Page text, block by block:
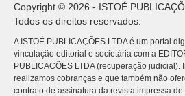
Copyright © 2026 - ISTOÉ
Todos os direitos reservados.
A ISTOÉ PUBLICAÇÕES LTDA é um portal
vinculação editorial e societária com a
PUBLICACÕES LTDA (recuperação judicial).
realizamos cobranças e que também não
contrato de assinatura da revista impressa